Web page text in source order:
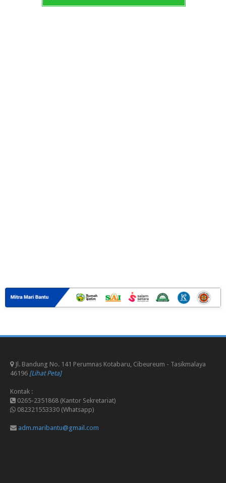
Jl. Bandung No. 141 Perumnas Kotabaru, Cibeureum - Tasikmalaya
46196 [Lihat Peta]
Kontak :
0265-2351868 (Kantor Sekretariat)
082321553330 (Whatsapp)
adm.maribantu@gmail.com